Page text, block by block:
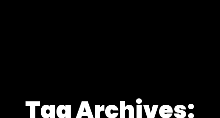
Tag Archives: